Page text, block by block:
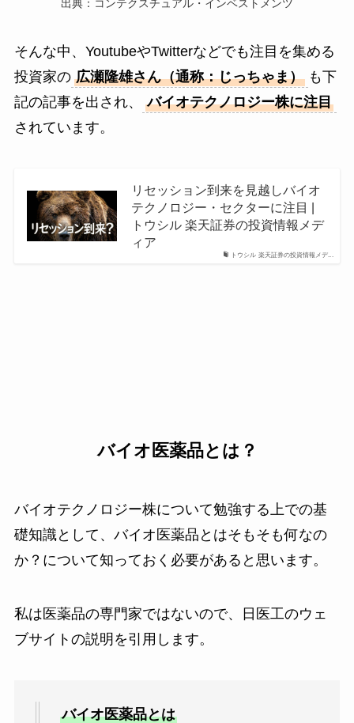
出典：コンテクスチュアル・インベストメンツ
そんな中、YoutubeやTwitterなどでも注目を集める
投資家の 広瀬隆雄さん（通称：じっちゃま） も下
記の記事を出され、
バイオテクノロジー株に注目
されています。
トウシル 楽天証券の投資情報メデ...
リセッション到来を見越しバイオ
テクノロジー・セクターに注目 |
トウシル 楽天証券の投資情報メデ
ィア
バイオ医薬品とは？
バイオテクノロジー株について勉強する上での基
礎知識として、バイオ医薬品とはそもそも何なの
か？について知っておく必要があると思います。
私は医薬品の専門家ではないので、日医工のウェ
ブサイトの説明を引用します。
バイオ医薬品とは